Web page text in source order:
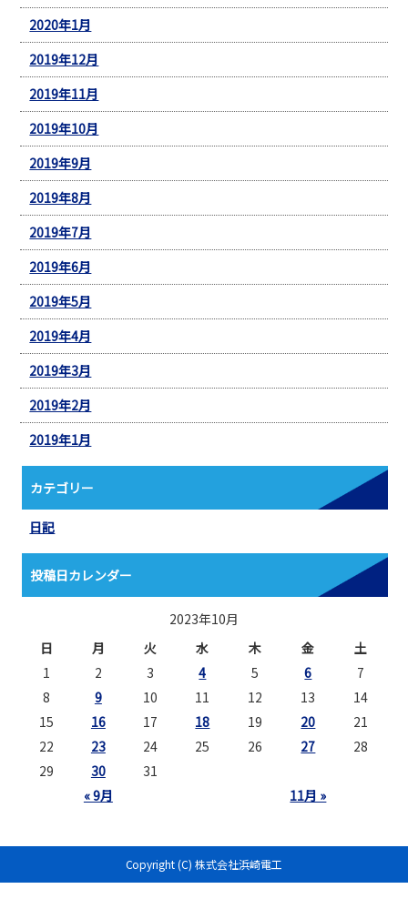
2020年1月
2019年12月
2019年11月
2019年10月
2019年9月
2019年8月
2019年7月
2019年6月
2019年5月
2019年4月
2019年3月
2019年2月
2019年1月
カテゴリー
日記
投稿日カレンダー
2023年10月
日
月 火 水 木 金 土
« 9月 11月 »
1 2 3 4 5 6
7
8
9 10 11 12 13
14
15
16 17 18 19 20
21
22
23 24 25 26 27
28
29
30 31
Copyright (C) 株式会社浜崎電工